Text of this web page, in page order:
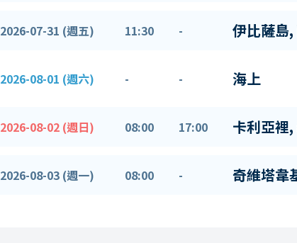
2026-07-31 (週五) 11:30 - 伊比薩島
2026-08-01 (週六) - - 海上
2026-08-02 (週日) 08:00 17:00 卡利亞裡
2026-08-03 (週一) 08:00 - 奇維塔韋